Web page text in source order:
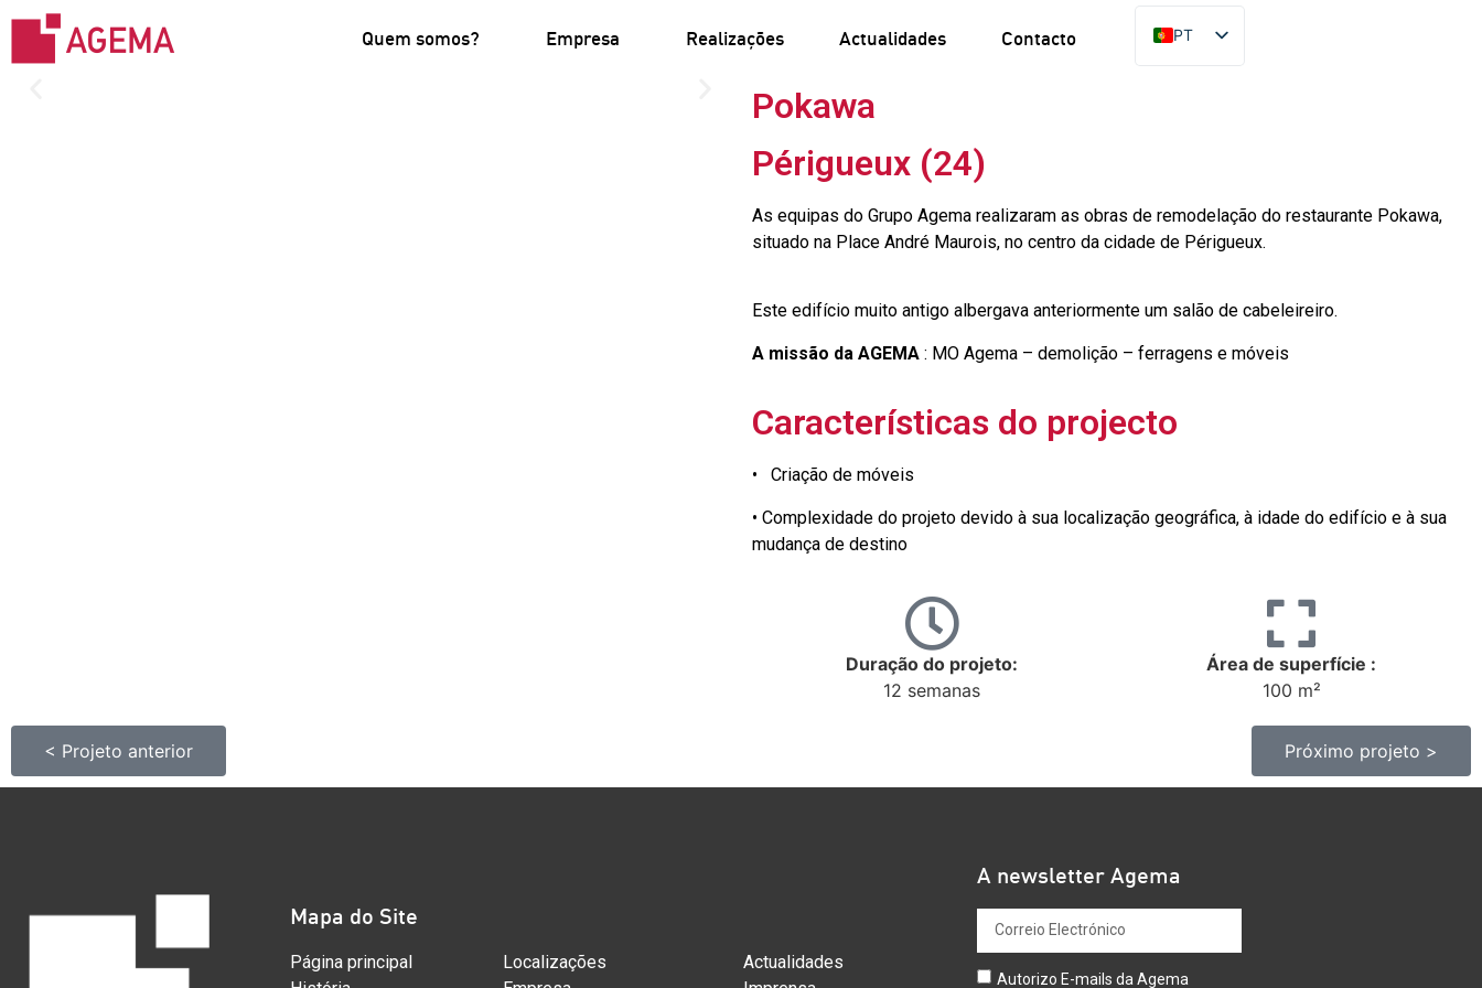
Quem somos? Empresa Realizações Actualidades Contacto
PT
FR
Pokawa
Périgueux (24)
As equipas do Grupo Agema realizaram as obras de remodelação do restaurante Pokawa,
situado na Place André Maurois, no centro da cidade de Périgueux.
Este edifício muito antigo albergava anteriormente um salão de cabeleireiro.
A missão da AGEMA : MO Agema – demolição – ferragens e móveis
Características do projecto
• Criação de móveis
• Complexidade do projeto devido à sua localização geográfica, à idade do edifício e à sua
mudança de destino
Duração do projeto:
12 semanas
Área de superfície :
100 m²
< Projeto anterior Próximo projeto >
Mapa do Site
Página principal
Localizações
Actualidades
A newsletter Agema
Autorizo E-mails da Agema